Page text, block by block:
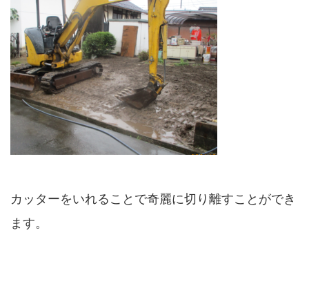
カッターをいれることで奇麗に切り離すことができ
ます。